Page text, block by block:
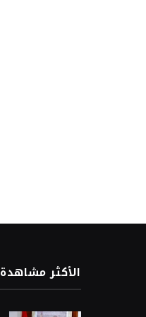
الأكثر مشاهدة